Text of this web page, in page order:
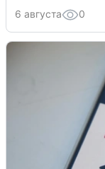
6 августа 0